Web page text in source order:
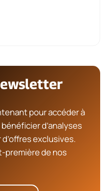
pour accéder à
d’analyses
exclusives.
première de nos